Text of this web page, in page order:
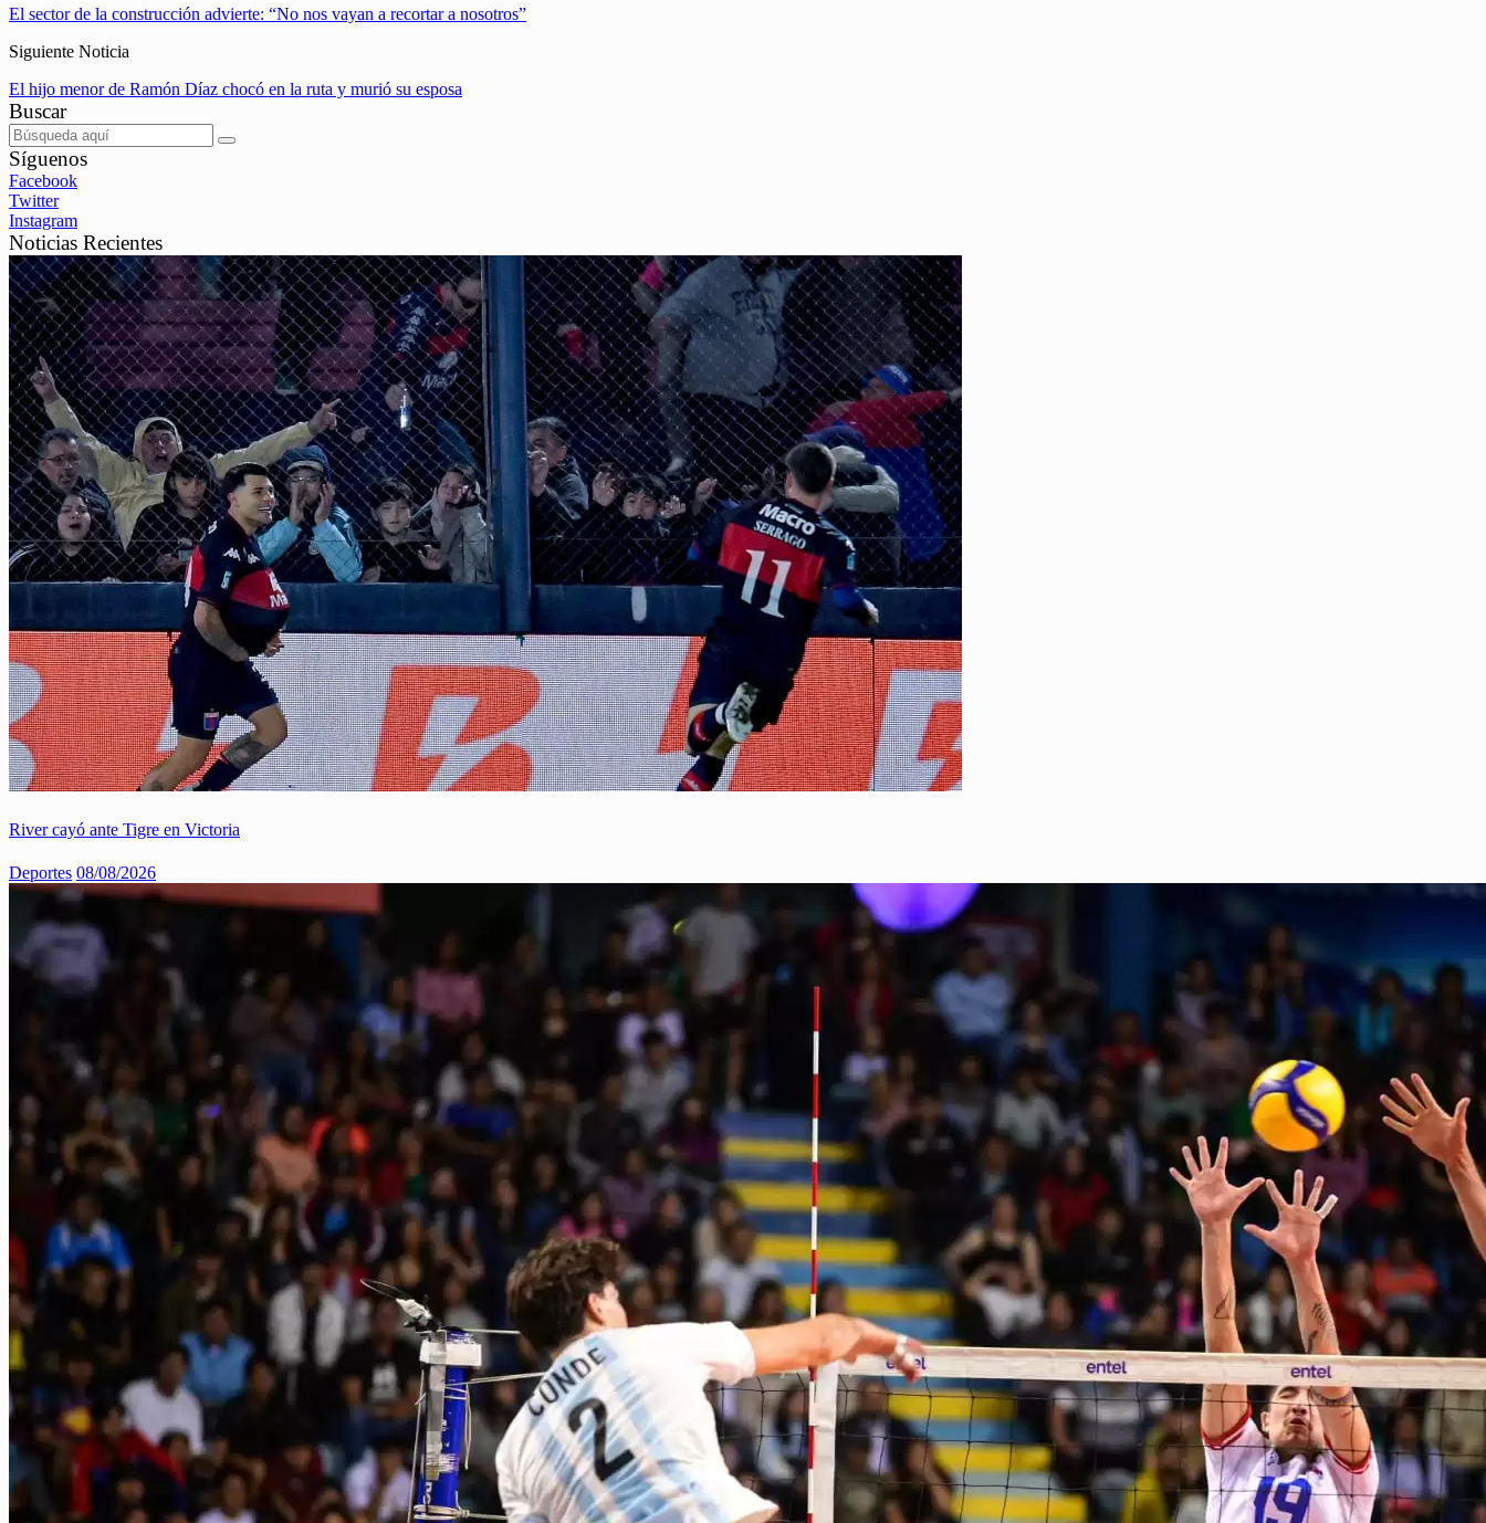
El sector de la construcción advierte: “No nos vayan a recortar a nosotros”
Siguiente Noticia
El hijo menor de Ramón Díaz chocó en la ruta y murió su esposa
Buscar
Síguenos
Facebook
Twitter
Instagram
Noticias Recientes
River cayó ante Tigre en Victoria
Deportes 08/08/2026